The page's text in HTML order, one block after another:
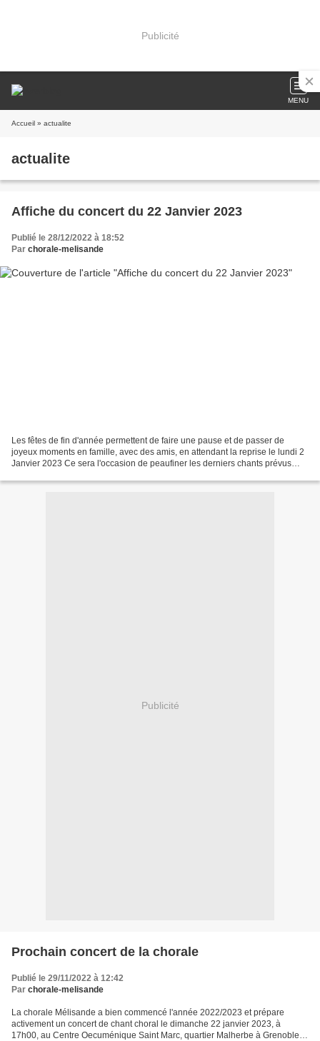
Publicité
MENU
Accueil » actualite
actualite
Affiche du concert du 22 Janvier 2023
Publié le 28/12/2022 à 18:52
Par chorale-melisande
Les fêtes de fin d'année permettent de faire une pause et de passer de
joyeux moments en famille, avec des amis, en attendant la reprise le lundi 2
Janvier 2023 Ce sera l'occasion de peaufiner les derniers chants prévus
Publicité
Prochain concert de la chorale
Publié le 29/11/2022 à 12:42
Par chorale-melisande
La chorale Mélisande a bien commencé l'année 2022/2023 et prépare
activement un concert de chant choral le dimanche 22 janvier 2023, à
17h00, au Centre Oecuménique Saint Marc, quartier Malherbe à Grenoble.